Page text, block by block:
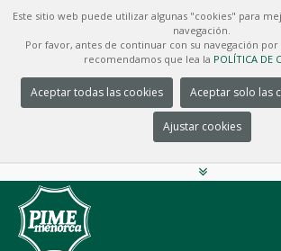
Este sitio web puede utilizar algunas "cookies" para
navegación.
Por favor, antes de continuar con su navegación
recomendamos que lea la POLÍTICA DE
Aceptar todas las cookies Aceptar solo las
Ajustar cookies